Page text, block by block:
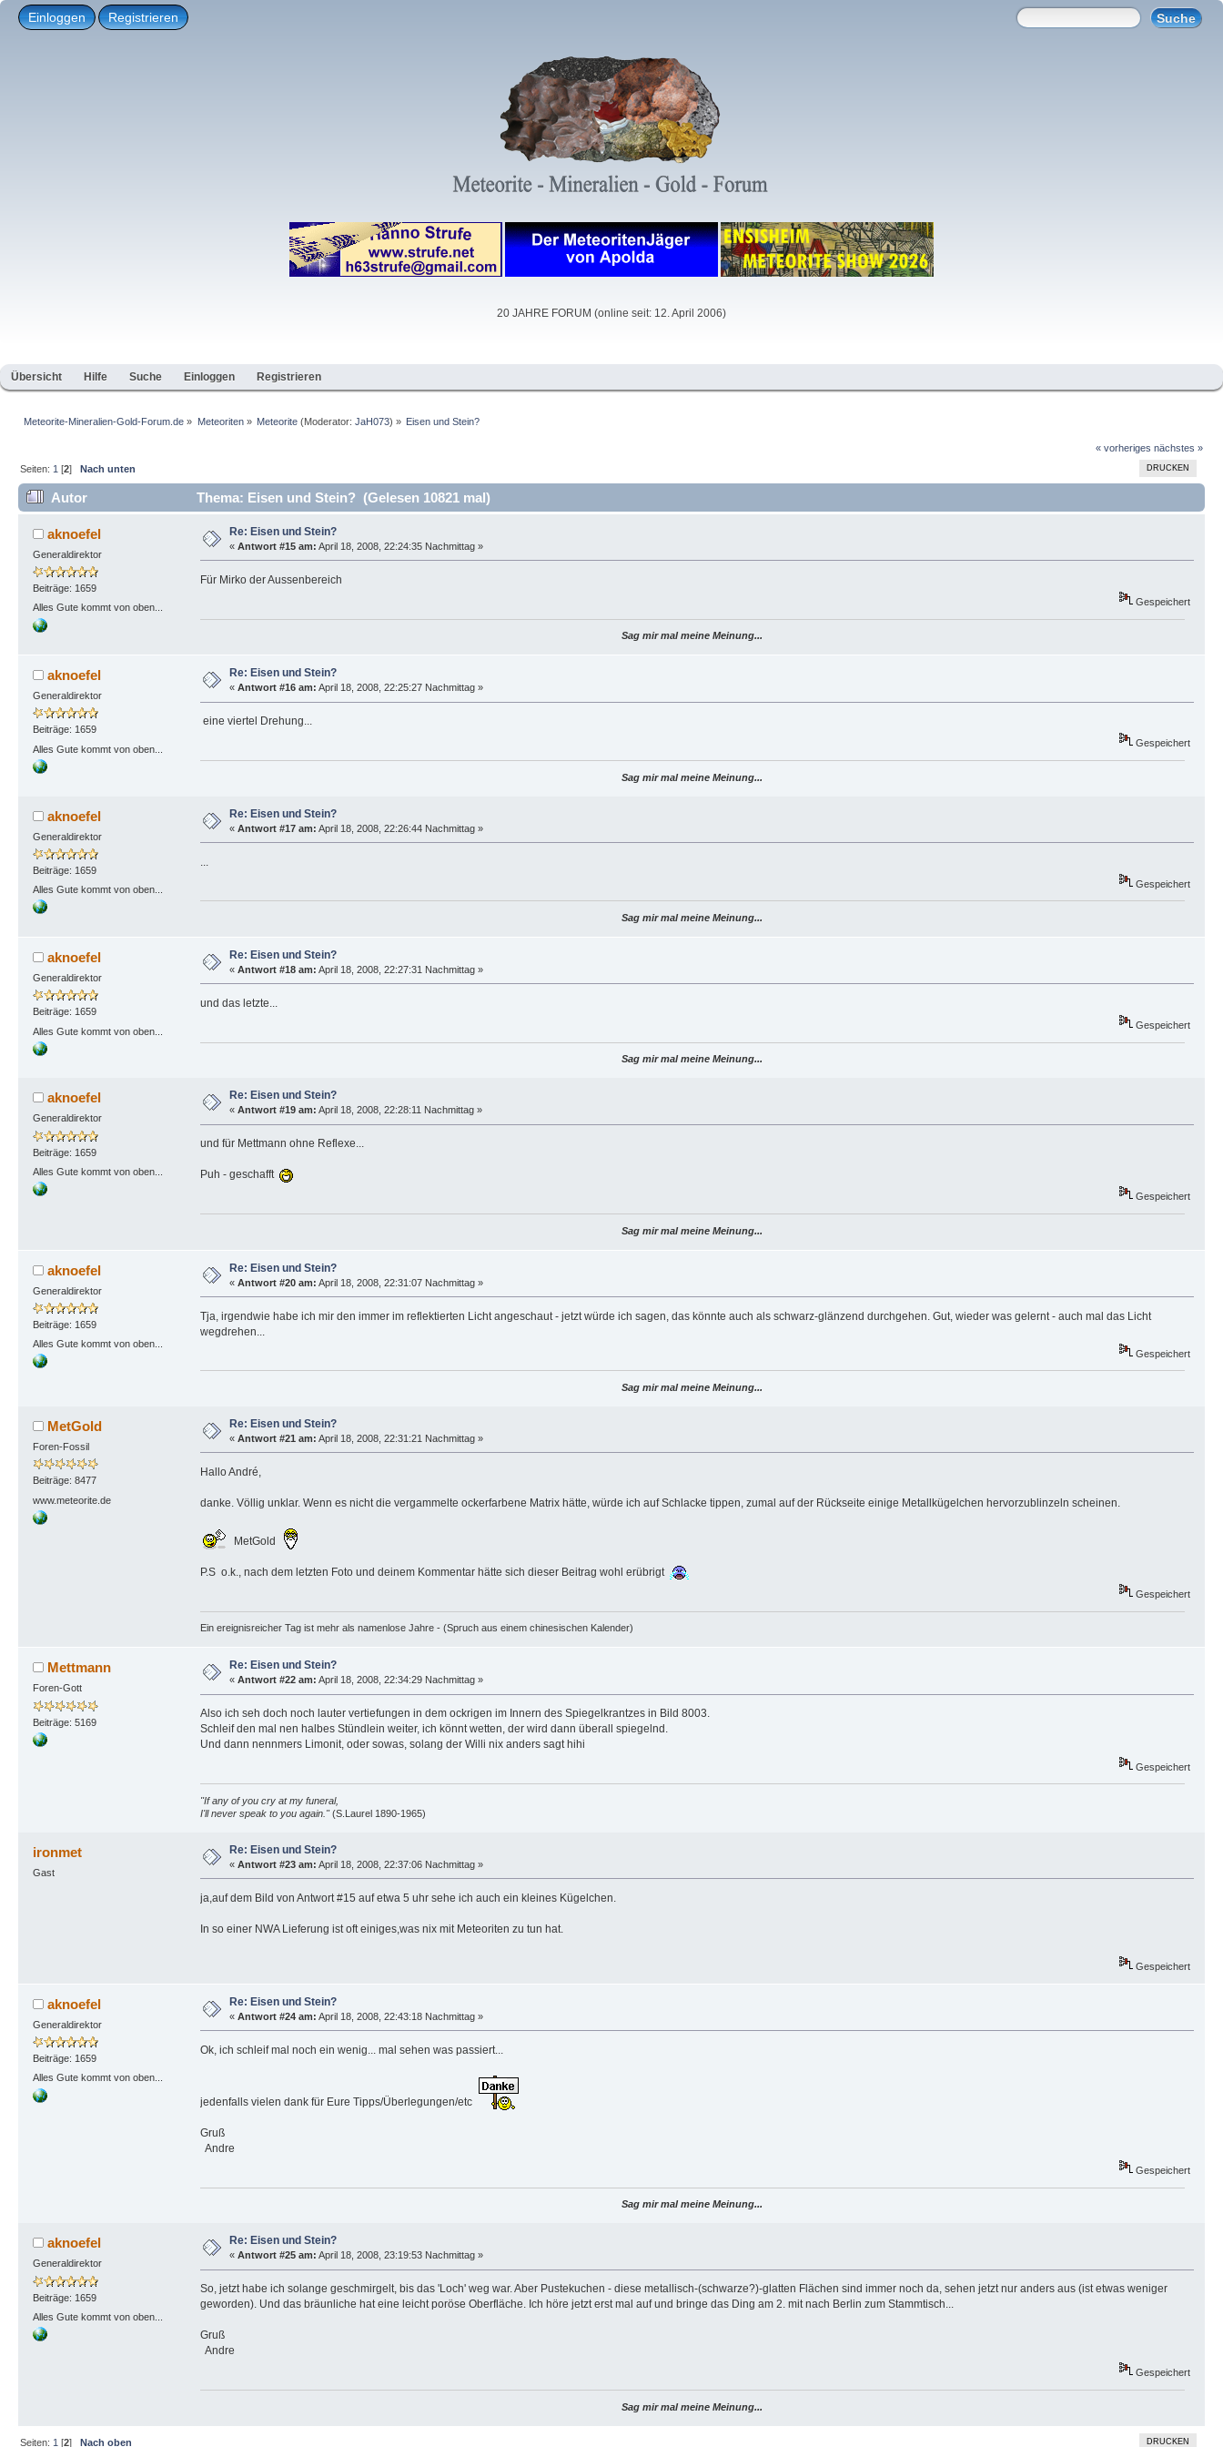
Einloggen Registrieren
20 JAHRE FORUM (online seit: 12. April 2006)
Übersicht Hilfe Suche Einloggen Registrieren
Meteorite-Mineralien-Gold-Forum.de » Meteoriten» Meteorite(Moderator: JaH073) » Eisen und Stein?
« vorheriges nächstes »
DRUCKEN
Seiten: 1 [2]Nach unten
Autor Thema: Eisen und Stein? (Gelesen 10821 mal)
aknoefel
Generaldirektor
Beiträge: 1659
Alles Gute kommt von oben...
Re: Eisen und Stein?
« Antwort #15 am: April 18, 2008, 22:24:35 Nachmittag »
Für Mirko der Aussenbereich
Gespeichert
Sag mir mal meine Meinung...
aknoefel
Generaldirektor
Beiträge: 1659
Alles Gute kommt von oben...
Re: Eisen und Stein?
« Antwort #16 am: April 18, 2008, 22:25:27 Nachmittag »
eine viertel Drehung...
Gespeichert
Sag mir mal meine Meinung...
aknoefel
Generaldirektor
Beiträge: 1659
Alles Gute kommt von oben...
Re: Eisen und Stein?
« Antwort #17 am: April 18, 2008, 22:26:44 Nachmittag »
Gespeichert
Sag mir mal meine Meinung...
aknoefel
Generaldirektor
Beiträge: 1659
Alles Gute kommt von oben...
Re: Eisen und Stein?
« Antwort #18 am: April 18, 2008, 22:27:31 Nachmittag »
und das letzte...
Gespeichert
Sag mir mal meine Meinung...
aknoefel
Generaldirektor
Beiträge: 1659
Alles Gute kommt von oben...
Re: Eisen und Stein?
« Antwort #19 am: April 18, 2008, 22:28:11 Nachmittag »
und für Mettmann ohne Reflexe...
Puh - geschafft
Gespeichert
Sag mir mal meine Meinung...
aknoefel
Generaldirektor
Beiträge: 1659
Alles Gute kommt von oben...
Re: Eisen und Stein?
« Antwort #20 am: April 18, 2008, 22:31:07 Nachmittag »
Tja, irgendwie habe ich mir den immer im reflektierten Licht angeschaut - jetzt würde ich sagen, das könnte auch als schwarz-glänzend durchgehen. Gut, wieder was gelernt - auch mal das Licht
wegdrehen...
Gespeichert
Sag mir mal meine Meinung...
MetGold
Foren-Fossil
Beiträge: 8477
www.meteorite.de
Re: Eisen und Stein?
« Antwort #21 am: April 18, 2008, 22:31:21 Nachmittag »
Hallo André,
danke. Völlig unklar. Wenn es nicht die vergammelte ockerfarbene Matrix hätte, würde ich auf Schlacke tippen, zumal auf der Rückseite einige Metallkügelchen hervorzublinzeln scheinen.
MetGold
P.S o.k., nach dem letzten Foto und deinem Kommentar hätte sich dieser Beitrag wohl erübrigt
Gespeichert
Ein ereignisreicher Tag ist mehr als namenlose Jahre - (Spruch aus einem chinesischen Kalender)
Mettmann
Foren-Gott
Beiträge: 5169
Re: Eisen und Stein?
« Antwort #22 am: April 18, 2008, 22:34:29 Nachmittag »
Also ich seh doch noch lauter vertiefungen in dem ockrigen im Innern des Spiegelkrantzes in Bild 8003.
Schleif den mal nen halbes Stündlein weiter, ich könnt wetten, der wird dann überall spiegelnd.
Und dann nennmers Limonit, oder sowas, solang der Willi nix anders sagt hihi
Gespeichert
"If any of you cry at my funeral,
I'll never speak to you again."(S.Laurel 1890-1965)
ironmet
Gast
Re: Eisen und Stein?
« Antwort #23 am: April 18, 2008, 22:37:06 Nachmittag »
ja,auf dem Bild von Antwort #15 auf etwa 5 uhr sehe ich auch ein kleines Kügelchen.
In so einer NWA Lieferung ist oft einiges,was nix mit Meteoriten zu tun hat.
Gespeichert
aknoefel
Generaldirektor
Beiträge: 1659
Alles Gute kommt von oben...
Re: Eisen und Stein?
« Antwort #24 am: April 18, 2008, 22:43:18 Nachmittag »
Ok, ich schleif mal noch ein wenig... mal sehen was passiert...
jedenfalls vielen dank für Eure Tipps/Überlegungen/etc
Gruß
Andre
Gespeichert
Sag mir mal meine Meinung...
aknoefel
Generaldirektor
Beiträge: 1659
Alles Gute kommt von oben...
Re: Eisen und Stein?
« Antwort #25 am: April 18, 2008, 23:19:53 Nachmittag »
So, jetzt habe ich solange geschmirgelt, bis das 'Loch' weg war. Aber Pustekuchen - diese metallisch-(schwarze?)-glatten Flächen sind immer noch da, sehen jetzt nur anders aus (ist etwas weniger
geworden). Und das bräunliche hat eine leicht poröse Oberfläche. Ich höre jetzt erst mal auf und bringe das Ding am 2. mit nach Berlin zum Stammtisch...
Gruß
Andre
Gespeichert
Sag mir mal meine Meinung...
DRUCKEN
Seiten: 1 [2]Nach oben